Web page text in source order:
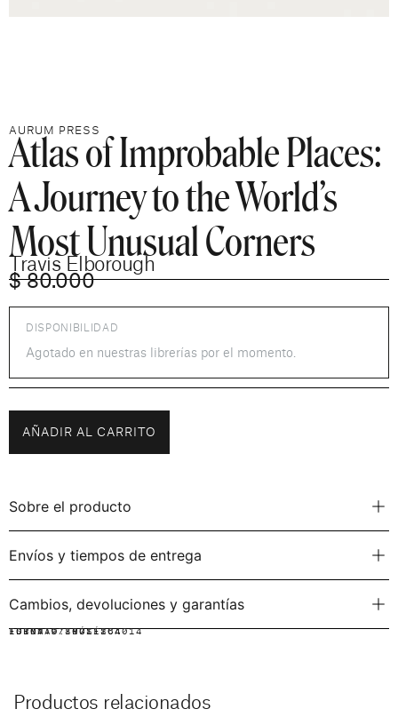
AURUM PRESS
Atlas of Improbable Places:
A Journey to the World’s
Most Unusual Corners
Travis Elborough
$80.000
DISPONIBILIDAD
Agotado en nuestras librerías por el momento.
AÑADIR AL CARRITO
Sobre el producto
Envíos y tiempos de entrega
Cambios, devoluciones y garantías
IDIOMA:INGLÉS
FORMATO:RÚSTICA
ISBN: 9780711264014
Productos relacionados